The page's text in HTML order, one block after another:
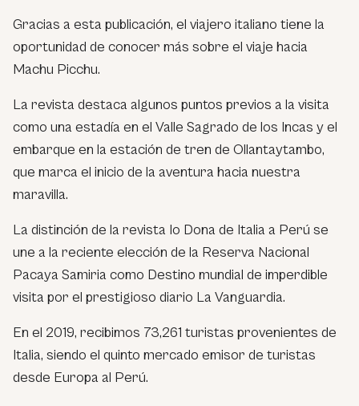
Gracias a esta publicación, el viajero italiano tiene la
oportunidad de conocer más sobre el viaje hacia
Machu Picchu.
La revista destaca algunos puntos previos a la visita
como una estadía en el Valle Sagrado de los Incas y el
embarque en la estación de tren de Ollantaytambo,
que marca el inicio de la aventura hacia nuestra
maravilla.
La distinción de la revista Io Dona de Italia a Perú se
une a la reciente elección de la Reserva Nacional
Pacaya Samiria como Destino mundial de imperdible
visita por el prestigioso diario La Vanguardia.
En el 2019, recibimos 73,261 turistas provenientes de
Italia, siendo el quinto mercado emisor de turistas
desde Europa al Perú.